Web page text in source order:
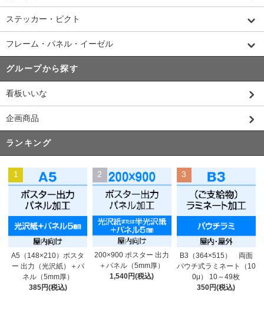
ステッカー・ピクト
フレーム・パネル・イーゼル
グループから探す
看板いいな
企画商品
ランキング
1
A5（148×210）ポスタ
ー 出力（光沢紙）＋パ
ネル（5mm厚）
385円(税込)
2
200×900 ポスター 出力
＋パネル（5mm厚）
1,540円(税込)
3
B3（364×515） 両面
パウチ式ラミネート（10
0μ） 10～49枚
350円(税込)